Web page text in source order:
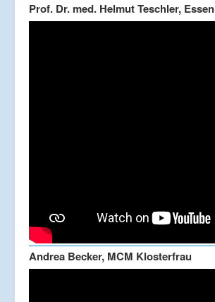
Prof. Dr. med. Helmut Teschler, Essen
Andrea Becker, MCM Klosterfrau